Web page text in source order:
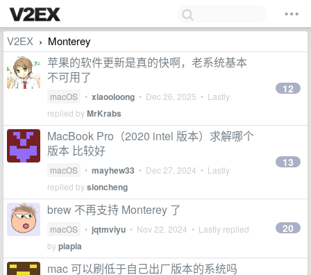
V2EX › Monterey
苹果的软件更新是真的快啊，老系统基本
不可用了
macOS • xiaooloong • Dec 26, 2025 • Lastly
replied byMrKrabs
12
MacBook Pro（2020 intel 版本）求解哪个
版本 比较好
macOS • mayhew33 • Dec 27, 2024 • Lastly
replied bysioncheng
13
brew 不再支持 Monterey 了
macOS • jqtmviyu • Nov 22, 2024 • Lastly replied
bypiapia
20
mac 可以刷低于自己出厂版本的系统吗